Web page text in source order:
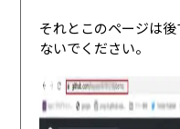
それとこのページは
ないでください。